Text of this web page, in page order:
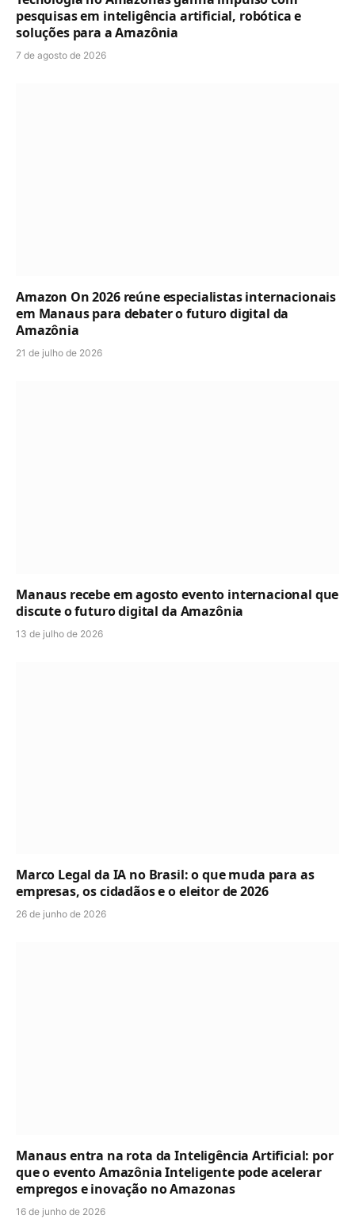
pesquisas em inteligência artificial, robótica e
soluções para a Amazônia
7 de agosto de 2026
Amazon On 2026 reúne especialistas internacionais
em Manaus para debater o futuro digital da
Amazônia
21 de julho de 2026
Manaus recebe em agosto evento internacional que
discute o futuro digital da Amazônia
13 de julho de 2026
Marco Legal da IA no Brasil: o que muda para as
empresas, os cidadãos e o eleitor de 2026
26 de junho de 2026
Manaus entra na rota da Inteligência Artificial: por
que o evento Amazônia Inteligente pode acelerar
empregos e inovação no Amazonas
16 de junho de 2026